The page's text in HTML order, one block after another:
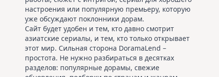
настроения или популярную премьеру, которую
уже обсуждают поклонники дорам.
Сайт будет удобен и тем, кто давно смотрит
азиатские сериалы, и тем, кто только открывает
этот мир. Сильная сторона DoramaLend –
простота. Не нужно разбираться в десятках
разделов: популярные дорамы, свежие